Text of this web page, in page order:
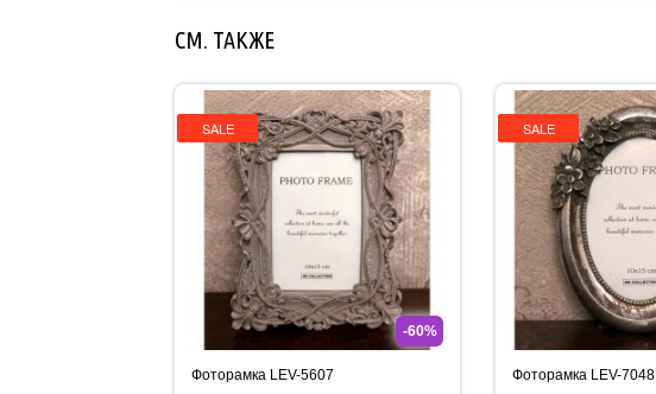
СМ. ТАКЖЕ
SALE
-60%
Фоторамка LEV-5607
SALE
Фоторамка LEV-7048